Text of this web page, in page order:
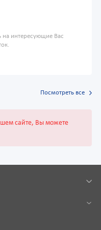
на интересующие Вас
Посмотреть все
сайте, Вы можете